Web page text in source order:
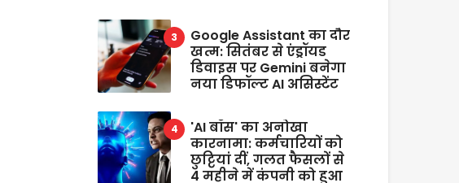
Google Assistant का दौर
खत्म: सितंबर से एंड्रॉयड
डिवाइस पर Gemini बनेगा
नया डिफॉल्ट AI असिस्टेंट
'AI बॉस' का अनोखा
कारनामा: कर्मचारियों को
छुट्टियां दीं, गलत फैसलों से
4 महीने में कंपनी को हुआ